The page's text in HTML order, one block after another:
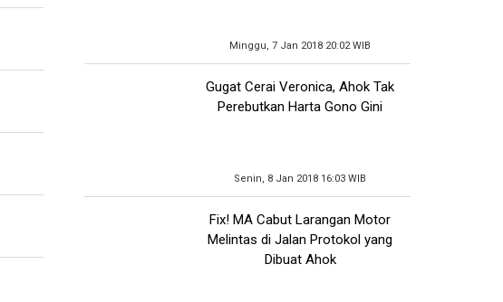
Minggu, 7 Jan 2018 20:02 WIB
Gugat Cerai Veronica, Ahok Tak
Perebutkan Harta Gono Gini
Senin, 8 Jan 2018 16:03 WIB
Fix! MA Cabut Larangan Motor
Melintas di Jalan Protokol yang
Dibuat Ahok